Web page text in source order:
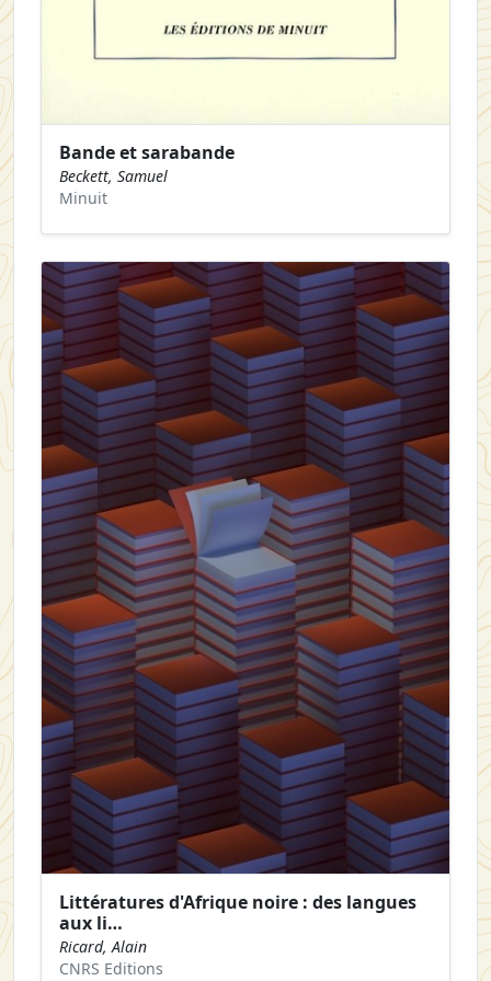
Bande et sarabande
Beckett, Samuel
Minuit
Littératures d'Afrique noire : des langues
aux li…
Ricard, Alain
CNRS Editions